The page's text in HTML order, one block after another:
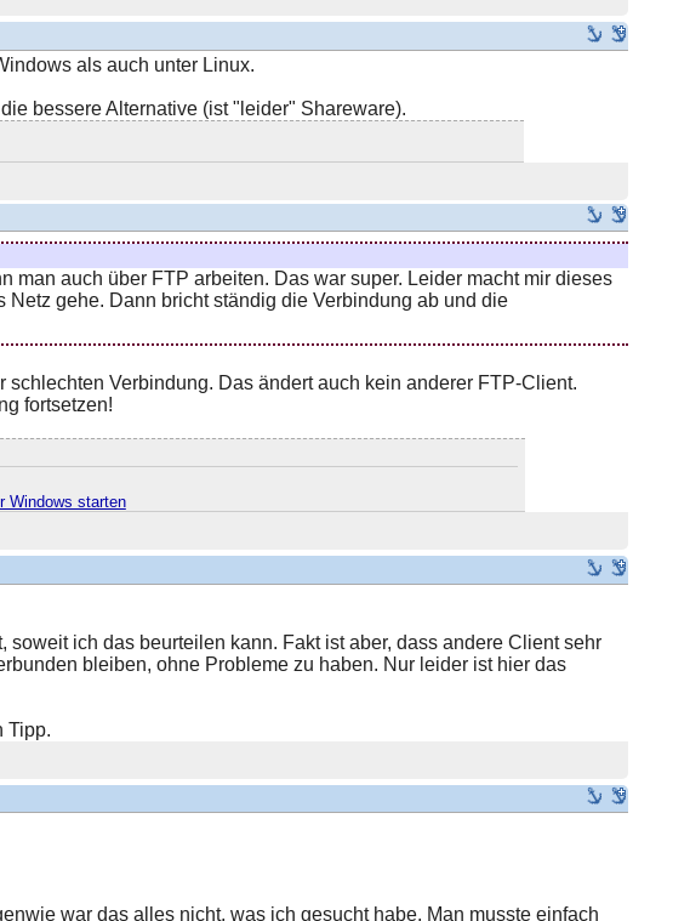
als auch unter Linux.
bessere Alternative (ist "leider" Shareware).
man auch über FTP arbeiten. Das war super. Leider macht mir dieses
gehe. Dann bricht ständig die Verbindung ab und die
Verbindung. Das ändert auch kein anderer FTP-Client.
fortsetzen!
Windows starten
ich das beurteilen kann. Fakt ist aber, dass andere Client sehr
bleiben, ohne Probleme zu haben. Nur leider ist hier das
Tipp.
war das alles nicht, was ich gesucht habe. Man musste einfach